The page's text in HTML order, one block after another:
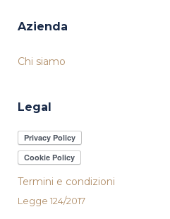
Azienda
Chi siamo
Legal
Termini e condizioni
Legge 124/2017